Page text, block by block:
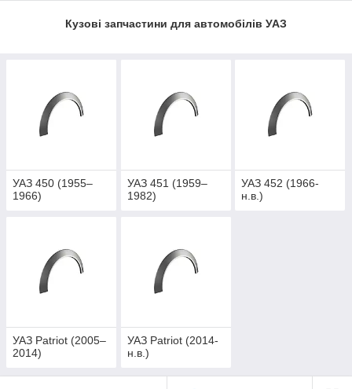
Кузові запчастини для автомобілів УАЗ
УАЗ 450 (1955–
1966)
УАЗ 451 (1959–
1982)
УАЗ 452 (1966-
н.в.)
УАЗ Patriot (2005–
2014)
УАЗ Patriot (2014-
н.в.)